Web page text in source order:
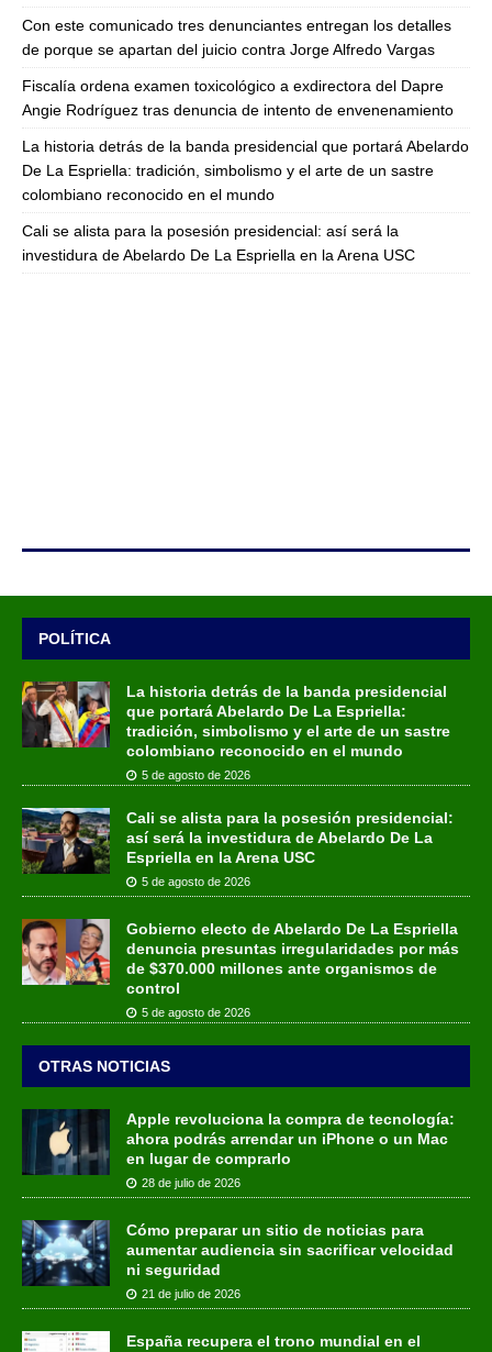
Con este comunicado tres denunciantes entregan los detalles
de porque se apartan del juicio contra Jorge Alfredo Vargas
Fiscalía ordena examen toxicológico a exdirectora del Dapre
Angie Rodríguez tras denuncia de intento de envenenamiento
La historia detrás de la banda presidencial que portará Abelardo
De La Espriella: tradición, simbolismo y el arte de un sastre
colombiano reconocido en el mundo
Cali se alista para la posesión presidencial: así será la
investidura de Abelardo De La Espriella en la Arena USC
POLÍTICA
La historia detrás de la banda presidencial
que portará Abelardo De La Espriella:
tradición, simbolismo y el arte de un sastre
colombiano reconocido en el mundo
5 de agosto de 2026
Cali se alista para la posesión presidencial:
así será la investidura de Abelardo De La
Espriella en la Arena USC
5 de agosto de 2026
Gobierno electo de Abelardo De La Espriella
denuncia presuntas irregularidades por más
de $370.000 millones ante organismos de
control
5 de agosto de 2026
OTRAS NOTICIAS
Apple revoluciona la compra de tecnología:
ahora podrás arrendar un iPhone o un Mac
en lugar de comprarlo
28 de julio de 2026
Cómo preparar un sitio de noticias para
aumentar audiencia sin sacrificar velocidad
ni seguridad
21 de julio de 2026
España recupera el trono mundial en el